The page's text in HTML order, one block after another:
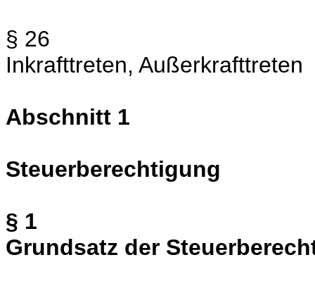
§ 26
Inkrafttreten, Außerkrafttreten
Abschnitt 1
Steuerberechtigung
§ 1
Grundsatz der